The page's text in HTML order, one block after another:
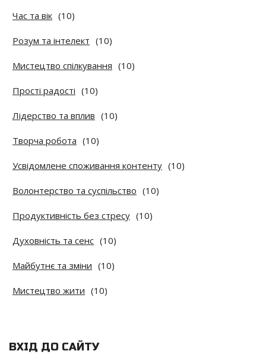
Час та вік (10)
Розум та інтелект (10)
Мистецтво спілкування (10)
Прості радості (10)
Лідерство та вплив (10)
Творча робота (10)
Усвідомлене споживання контенту (10)
Волонтерство та суспільство (10)
Продуктивність без стресу (10)
Духовність та сенс (10)
Майбутнє та зміни (10)
Мистецтво жити (10)
ВХІД ДО САЙТУ